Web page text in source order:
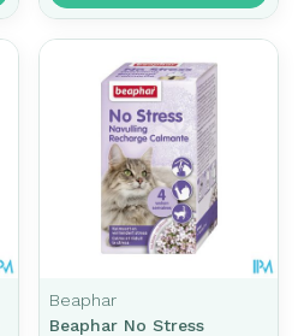
Beaphar
Beaphar No Stress